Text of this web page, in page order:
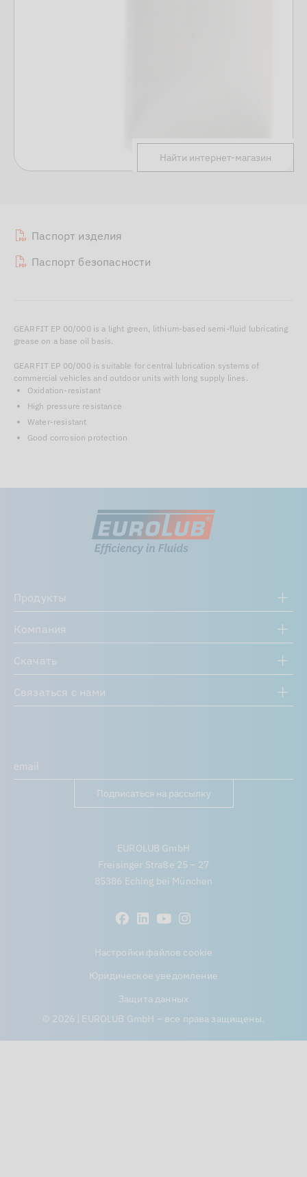
Паспорт изделия
Паспорт безопасности
GEARFIT EP 00/000 is a light green, lithium-based semi-fluid lubricating
grease on a base oil basis.
GEARFIT EP 00/000 is suitable for central lubrication systems of
commercial vehicles and outdoor units with long supply lines.
Oxidation-resistant
High pressure resistance
Water-resistant
Good corrosion protection
Найти интернет-магазин
Продукты
Компания
Скачать
Связаться с нами
Подписаться на рассылку
EUROLUB GmbH
Freisinger Straße 25 – 27
85386 Eching bei München
Настройки файлов cookie
Юридическое уведомление
Защита данных
© 2026 | EUROLUB GmbH – все права защищены.